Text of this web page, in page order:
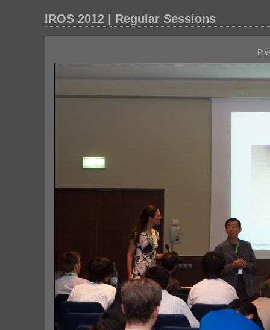
IROS 2012 | Regular Sessions